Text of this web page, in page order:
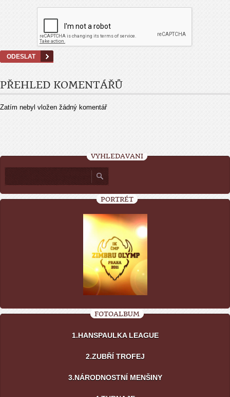
PŘEHLED KOMENTÁŘŮ
Zatím nebyl vložen žádný komentář
VYHLEDÁVÁNÍ
PORTRÉT
FOTOALBUM
1.HANSPAULKA LEAGUE
2.ZUBŘÍ TROFEJ
3.NÁRODNOSTNÍ MENŠINY